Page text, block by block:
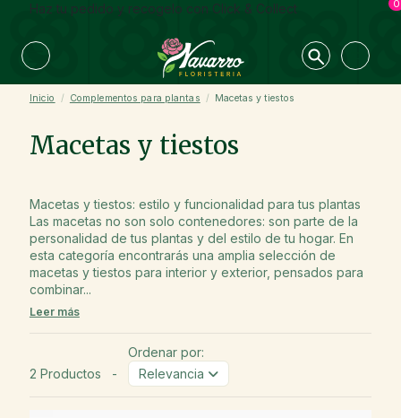
Haz tu pedido y recogelo con Click & Collect 0
Inicio Complementos para plantas Macetas y tiestos
Macetas y tiestos
Macetas y tiestos: estilo y funcionalidad para tus plantas
Las macetas no son solo contenedores: son parte de la
personalidad de tus plantas y del estilo de tu hogar. En
esta categoría encontrarás una amplia selección de
macetas y tiestos para interior y exterior, pensados para
combinar...
Leer más
2 Productos -
Ordenar por:
Relevancia